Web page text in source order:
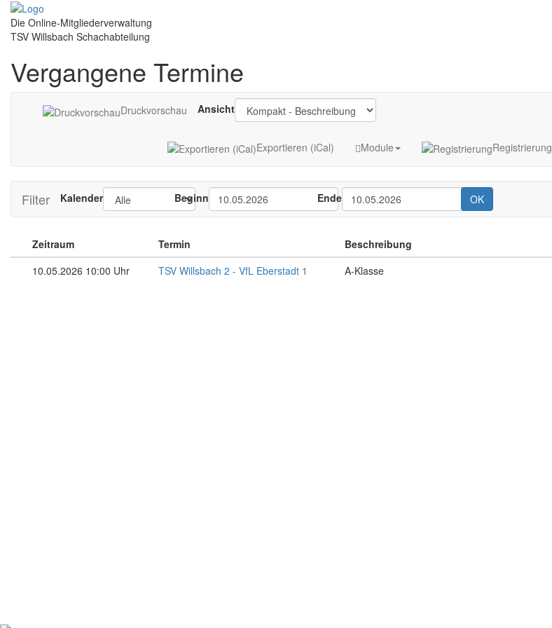
Die Online-Mitgliederverwaltung
TSV Willsbach Schachabteilung
Vergangene Termine
Druckvorschau Ansicht
Exportieren (iCal) Module Registrierung
Filter Kalender Beginn Ende OK
Zeitraum Termin
Beschreibung
10.05.2026 10:00 Uhr
TSV Willsbach 2 - VfL Eberstadt 1 A-Klasse